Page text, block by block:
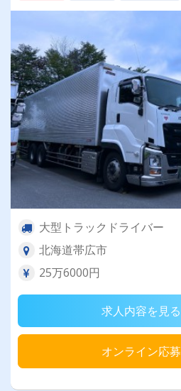
大型トラックドライバー
北海道帯広市
25万6000円
求人内容を見る
オンライン応募